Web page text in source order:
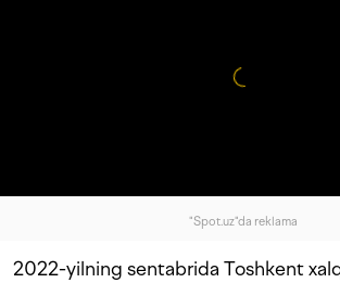
"Spot.uz"da reklama
2022-yilning sentabrida Toshkent